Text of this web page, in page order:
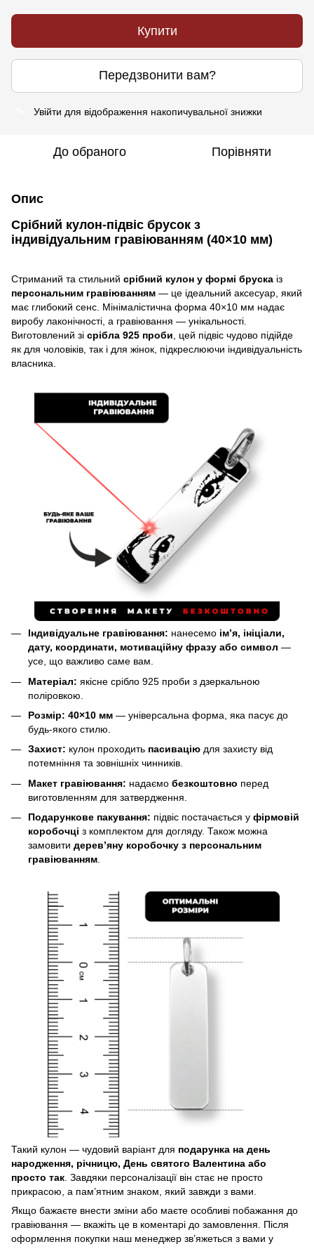
Купити
Передзвонити вам?
Увійти для відображення накопичувальної знижки
До обраного Порівняти
Опис
Срібний кулон-підвіс брусок з
індивідуальним гравіюванням (40×10 мм)
Стриманий та стильний срібний кулон у формі бруска із
персональним гравіюванням — це ідеальний аксесуар, який
має глибокий сенс. Мінімалістична форма 40×10 мм надає
виробу лаконічності, а гравіювання — унікальності.
Виготовлений зі срібла 925 проби, цей підвіс чудово підійде
як для чоловіків, так і для жінок, підкреслюючи індивідуальність
власника.
Індивідуальне гравіювання: нанесемо ім’я, ініціали,
дату, координати, мотиваційну фразу або символ —
усе, що важливо саме вам.
Матеріал: якісне срібло 925 проби з дзеркальною
поліровкою.
Розмір: 40×10 мм — універсальна форма, яка пасує до
будь-якого стилю.
Захист: кулон проходить пасивацію для захисту від
потемніння та зовнішніх чинників.
Макет гравіювання: надаємо безкоштовно перед
виготовленням для затвердження.
Подарункове пакування: підвіс постачається у фірмовій
коробочці з комплектом для догляду. Також можна
замовити дерев’яну коробочку з персональним
гравіюванням.
Такий кулон — чудовий варіант для подарунка на день
народження, річницю, День святого Валентина або
просто так . Завдяки персоналізації він стає не просто
прикрасою, а пам’ятним знаком, який завжди з вами.
Якщо бажаєте внести зміни або маєте особливі побажання до
гравіювання — вкажіть це в коментарі до замовлення. Після
оформлення покупки наш менеджер зв’яжеться з вами у